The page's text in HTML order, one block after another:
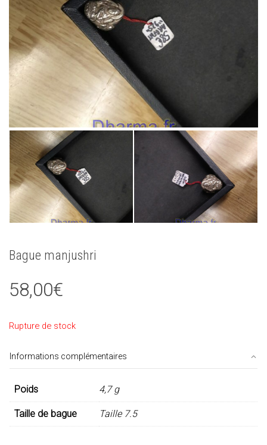
Bague manjushri
58,00€
Rupture de stock
Informations complémentaires
Poids 4,7 g
Taille de bague Taille 7.5